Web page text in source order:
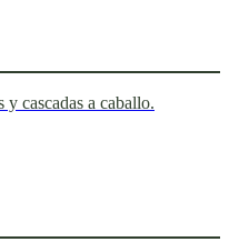
y cascadas a caballo.